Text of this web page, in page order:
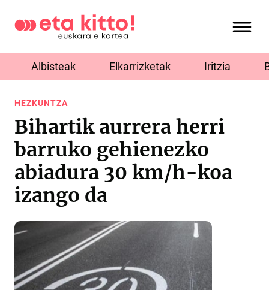
Albisteak Elkarrizketak Iritzia
HEZKUNTZA
Bihartik aurrera herri
barruko gehienezko
abiadura 30 km/h-koa
izango da